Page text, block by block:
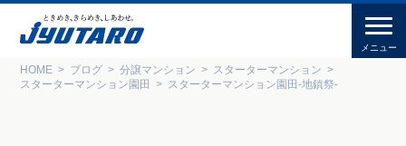
HOME ブログ 分譲マンション
スターターマンション
スターターマンション園田
スターターマンション園田-地鎮祭-